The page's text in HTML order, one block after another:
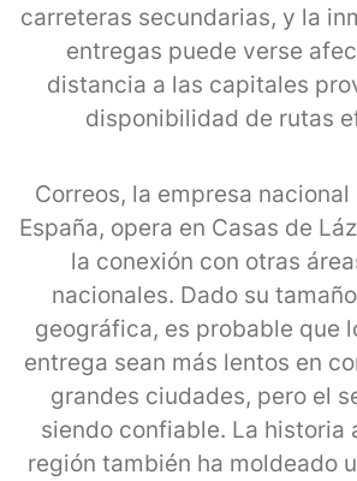
carreteras secundarias, y la
entregas puede verse
distancia a las capitales
disponibilidad de rutas
Correos, la empresa
España, opera en Casas de
la conexión con otras
nacionales. Dado su
geográfica, es probable que
entrega sean más lentos en
grandes ciudades, pero el
siendo confiable. La historia
región también ha moldeado